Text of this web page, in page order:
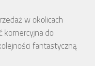
w okolicach
komercyjna do
fantastyczną